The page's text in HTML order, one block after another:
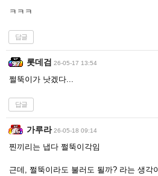
ㅋㅋㅋ
답글
롯데검 26-05-17 13:54
쩔뚝이가 낫겠다...
답글
가루라 26-05-18 09:14
찐끼리는 냅다 쩔뚝이각임
근데, 쩔뚝이라도 불러도 될까? 라는 생각